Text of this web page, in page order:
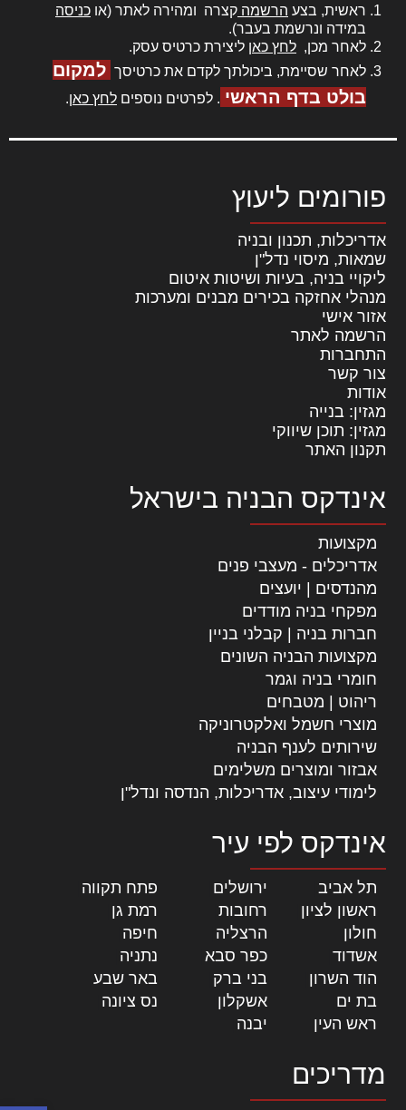
ראשית, בצע הרשמה קצרה ומהירה לאתר (או כניסה
במידה ונרשמת בעבר).
לאחר מכן, לחץ כאן ליצירת כרטיס עסק.
לאחר שסיימת, ביכולתך לקדם את כרטיסך למקום
בולט בדף הראשי . לפרטים נוספים לחץ כאן.
פורומים ליעוץ
אדריכלות, תכנון ובניה
שמאות, מיסוי נדל"ן
ליקויי בניה, בעיות ושיטות איטום
מנהלי אחזקה בכירים מבנים ומערכות
אזור אישי
הרשמה לאתר
התחברות
צור קשר
אודות
מגזין: בנייה
מגזין: תוכן שיווקי
תקנון האתר
אינדקס הבניה בישראל
מקצועות
אדריכלים - מעצבי פנים
מהנדסים | יועצים
מפקחי בניה מודדים
חברות בניה | קבלני בניין
מקצועות הבניה השונים
חומרי בניה וגמר
ריהוט | מטבחים
מוצרי חשמל ואלקטרוניקה
שירותים לענף הבניה
אבזור ומוצרים משלימים
לימודי עיצוב, אדריכלות, הנדסה ונדל"ן
אינדקס לפי עיר
תל אביב ירושלים פתח תקווה
ראשון לציון
רחובות רמת גן
חולון
הרצליה חיפה
אשדוד
כפר סבא נתניה
הוד השרון
בני ברק באר שבע
בת ים
אשקלון נס ציונה
ראש העין
יבנה
מדריכים